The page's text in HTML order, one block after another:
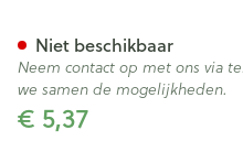
€ 5,37
Niet beschikbaar
Neem contact op met ons via
we samen de mogelijkheden.